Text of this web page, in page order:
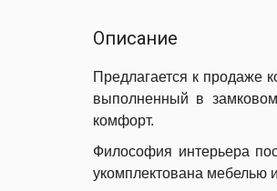
Описание
Предлагается к продаже
выполненный в
комфорт.
Философия интерьера
укомплектована мебелью